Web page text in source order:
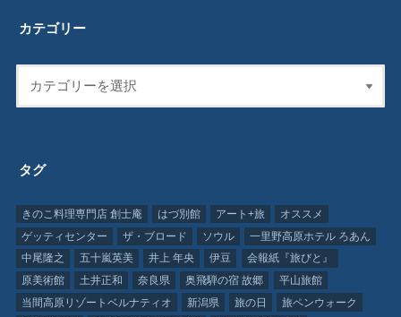
カテゴリー
タグ
きのこ料理専門店 創士庵 はづ別館 アート+旅
オススメ
ゲッティセンター
ザ・ブロード ソウル
一里野高原ホテル ろあん
中尾隆之
五十嵐英美 井上 年央 伊豆
会報紙『旅びと』
原美術館
土井正和 奈良県 奥飛騨の宿 故郷
平山旅館
当間高原リゾートベルナティオ
新潟県 旅の日
旅ペンウォーク